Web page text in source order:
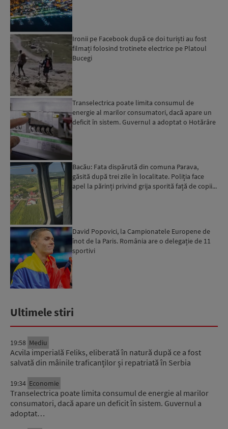
Ironii pe Facebook după ce doi turiști au fost
filmați folosind trotinete electrice pe Platoul
Bucegi
Transelectrica poate limita consumul de
energie al marilor consumatori, dacă apare un
deficit în sistem. Guvernul a adoptat o Hotărâre
Bacău: Fata dispărută din comuna Parava,
găsită după trei zile în localitate. Poliția face
apel la părinți privind grija sporită față de copii...
David Popovici, la Campionatele Europene de
înot de la Paris. România are o delegație de 11
sportivi
Ultimele stiri
19:58 Mediu
Acvila imperială Feliks, eliberată în natură după ce a fost
salvată din mâinile traficanților și repatriată în Serbia
19:34 Economie
Transelectrica poate limita consumul de energie al marilor
consumatori, dacă apare un deficit în sistem. Guvernul a
adoptat…